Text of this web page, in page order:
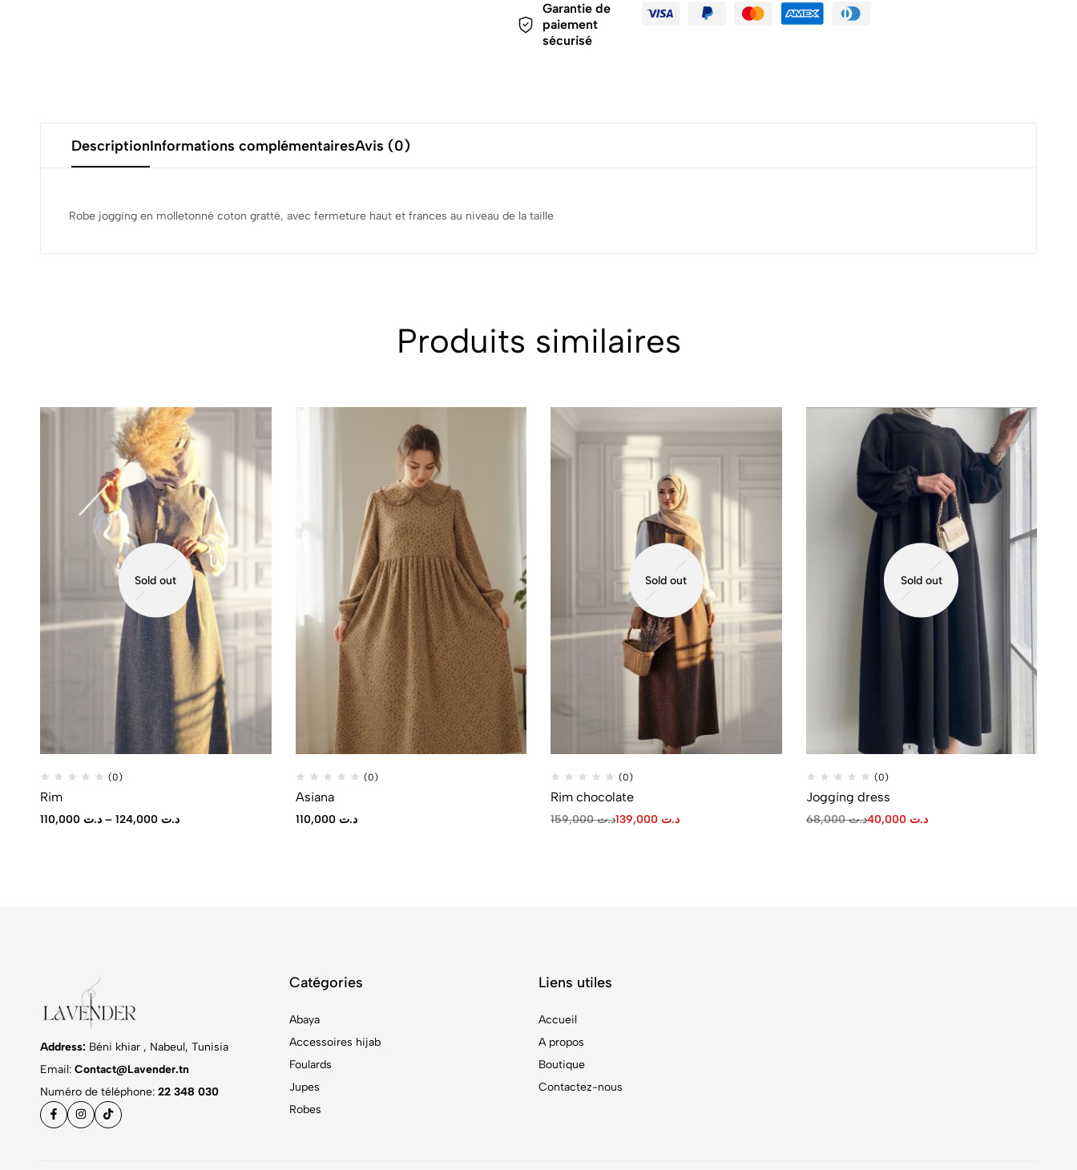
Garantie de
paiement
sécurisé
DescriptionInformations complémentairesAvis (0)
Robe jogging en molletonné coton gratté, avec fermeture haut et frances au niveau de la taille
Produits similaires
Sold out
(0)
Rim
د.ت – د.ت
(0)
Asiana
د.ت 110,000
Sold out
(0)
Rim chocolate
د.ت159,000 د.ت
Sold out
(0)
Jogging dress
د.ت68,000 د.ت 40,000
Address: Béni khiar , Nabeul, Tunisia
Email: Contact@Lavender.tn
Numéro de téléphone: 22 348 030
Catégories
Abaya
Accessoires hijab
Foulards
Jupes
Robes
Liens utiles
Accueil
A propos
Boutique
Contactez-nous